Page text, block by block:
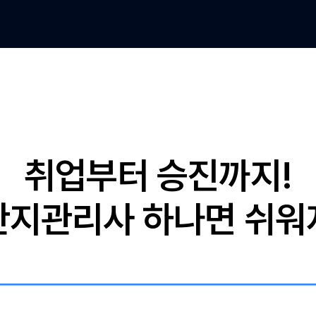
취업부터 승진까지!
관리사 하나면 쉬